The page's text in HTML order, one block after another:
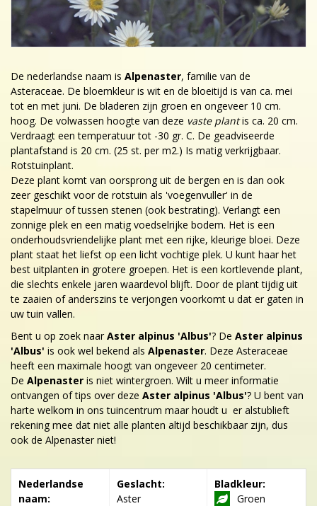
De nederlandse naam is Alpenaster, familie van de
Asteraceae. De bloemkleur is wit en de bloeitijd is van ca. mei
tot en met juni. De bladeren zijn groen en ongeveer 10 cm.
hoog. De volwassen hoogte van deze vaste plantis ca. 20 cm.
Verdraagt een temperatuur tot -30 gr. C. De geadviseerde
plantafstand is 20 cm. (25 st. per m2.) Is matig verkrijgbaar.
Rotstuinplant.
Deze plant komt van oorsprong uit de bergen en is dan ook
zeer geschikt voor de rotstuin als 'voegenvuller' in de
stapelmuur of tussen stenen (ook bestrating). Verlangt een
zonnige plek en een matig voedselrijke bodem. Het is een
onderhoudsvriendelijke plant met een rijke, kleurige bloei. Deze
plant staat het liefst op een licht vochtige plek. U kunt haar het
best uitplanten in grotere groepen. Het is een kortlevende plant,
die slechts enkele jaren waardevol blijft. Door de plant tijdig uit
te zaaien of anderszins te verjongen voorkomt u dat er gaten in
uw tuin vallen.
Bent u op zoek naarAster alpinus 'Albus'? De Aster alpinus
'Albus' is ook wel bekend als Alpenaster. Deze Asteraceae
heeft een maximale hoogt van ongeveer 20 centimeter.
De Alpenaster is niet wintergroen. Wilt u meer informatie
ontvangen of tips over deze Aster alpinus 'Albus'? U bent van
harte welkom in ons tuincentrum maar houdt u er alstublieft
rekening mee dat niet alle planten altijd beschikbaar zijn, dus
ook de Alpenaster niet!
Nederlandse
naam:
Geslacht:
Aster
Bladkleur:
Groen